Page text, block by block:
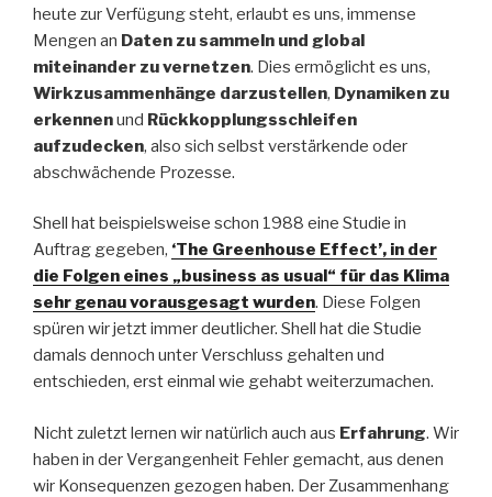
heute zur Verfügung steht, erlaubt es uns, immense
Mengen an Daten zu sammeln und global
miteinander zu vernetzen. Dies ermöglicht es uns,
Wirkzusammenhänge darzustellen, Dynamiken zu
erkennenund Rückkopplungsschleifen
aufzudecken, also sich selbst verstärkende oder
abschwächende Prozesse.
Shell hat beispielsweise schon 1988 eine Studie in
Auftrag gegeben, ‘The Greenhouse Effect’, in der
die Folgen eines „business as usual“ für das Klima
sehr genau vorausgesagt wurden. Diese Folgen
spüren wir jetzt immer deutlicher. Shell hat die Studie
damals dennoch unter Verschluss gehalten und
entschieden, erst einmal wie gehabt weiterzumachen.
Nicht zuletzt lernen wir natürlich auch aus Erfahrung. Wir
haben in der Vergangenheit Fehler gemacht, aus denen
wir Konsequenzen gezogen haben. Der Zusammenhang